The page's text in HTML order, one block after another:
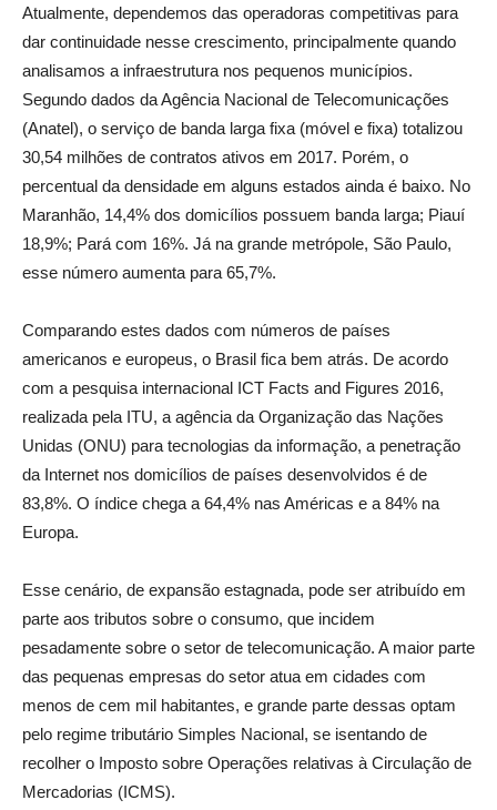
Atualmente, dependemos das operadoras competitivas para
dar continuidade nesse crescimento, principalmente quando
analisamos a infraestrutura nos pequenos municípios.
Segundo dados da Agência Nacional de Telecomunicações
(Anatel), o serviço de banda larga fixa (móvel e fixa) totalizou
30,54 milhões de contratos ativos em 2017. Porém, o
percentual da densidade em alguns estados ainda é baixo. No
Maranhão, 14,4% dos domicílios possuem banda larga; Piauí
18,9%; Pará com 16%. Já na grande metrópole, São Paulo,
esse número aumenta para 65,7%.
Comparando estes dados com números de países
americanos e europeus, o Brasil fica bem atrás. De acordo
com a pesquisa internacional ICT Facts and Figures 2016,
realizada pela ITU, a agência da Organização das Nações
Unidas (ONU) para tecnologias da informação, a penetração
da Internet nos domicílios de países desenvolvidos é de
83,8%. O índice chega a 64,4% nas Américas e a 84% na
Europa.
Esse cenário, de expansão estagnada, pode ser atribuído em
parte aos tributos sobre o consumo, que incidem
pesadamente sobre o setor de telecomunicação. A maior parte
das pequenas empresas do setor atua em cidades com
menos de cem mil habitantes, e grande parte dessas optam
pelo regime tributário Simples Nacional, se isentando de
recolher o Imposto sobre Operações relativas à Circulação de
Mercadorias (ICMS).